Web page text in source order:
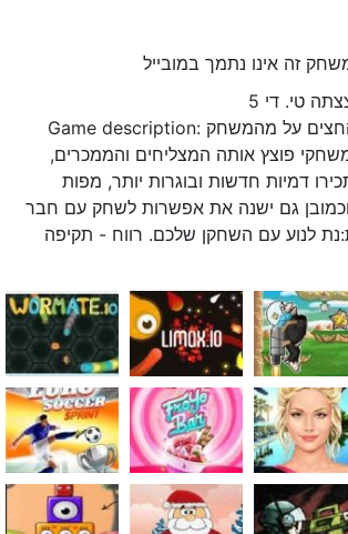
זה אינו נתמך במובייל
טי. די 5
Game description: השתמשו במקשי החצים על מהמשחק
פוצץ אותה המצליחים והממכרים,
דמיות חדשות ובוגרות יותר, מפות
וכמובן גם ישנה את אפשרות לשחק עם חבר
לנוע עם השחקן שלכם. רווח - תקיפה